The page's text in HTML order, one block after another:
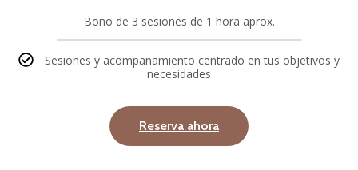
Bono de 3 sesiones de 1 hora aprox.
Sesiones y acompañamiento centrado en tus objetivos y
necesidades
Reserva ahora